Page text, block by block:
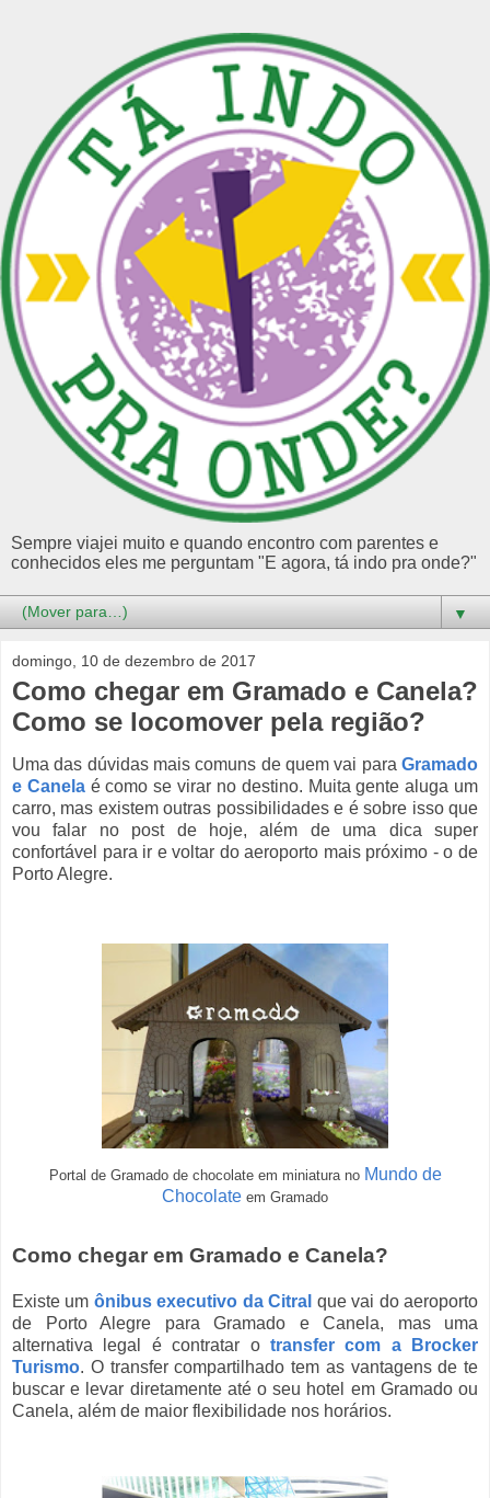
Sempre viajei muito e quando encontro com parentes e
conhecidos eles me perguntam "E agora, tá indo pra onde?"
▼
domingo, 10 de dezembro de 2017
Como chegar em Gramado e Canela?
Como se locomover pela região?
Uma das dúvidas mais comuns de quem vai para Gramado
e Canela é como se virar no destino. Muita gente aluga um
carro, mas existem outras possibilidades e é sobre isso que
vou falar no post de hoje, além de uma dica super
confortável para ir e voltar do aeroporto mais próximo - o de
Porto Alegre.
Portal de Gramado de chocolate em miniaturano Mundo de
Chocolate em Gramado
Como chegar em Gramado e Canela?
Existe um ônibus executivo da Citral que vai do aeroporto
de Porto Alegre para Gramado e Canela, mas uma
alternativa legal é contratar o transfer com a Brocker
Turismo. O transfer compartilhado tem as vantagens de te
buscar e levar diretamente até o seu hotel em Gramado ou
Canela, além de maior flexibilidade nos horários.